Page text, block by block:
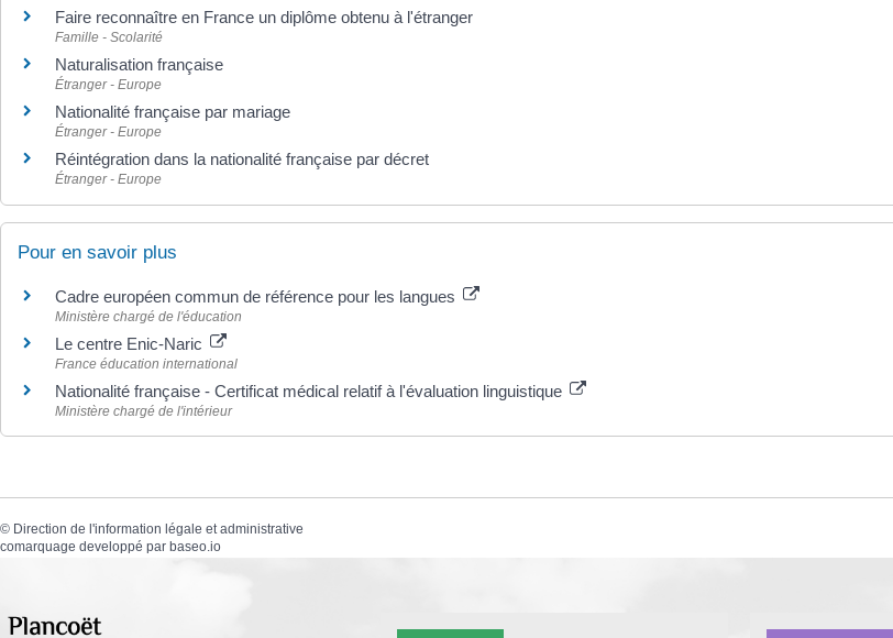
Faire reconnaître en France un diplôme obtenu à l'étranger
Famille - Scolarité
Naturalisation française
Étranger - Europe
Nationalité française par mariage
Étranger - Europe
Réintégration dans la nationalité française par décret
Étranger - Europe
Pour en savoir plus
Cadre européen commun de référence pour les langues
Ministère chargé de l'éducation
Le centre Enic-Naric
France éducation international
Nationalité française - Certificat médical relatif à l'évaluation linguistique
Ministère chargé de l'intérieur
© Direction de l'information légale et administrative
comarquage developpé par baseo.io